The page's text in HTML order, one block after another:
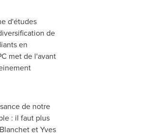
d'études
de
en
met de l'avant
de notre
: il faut plus
etYves